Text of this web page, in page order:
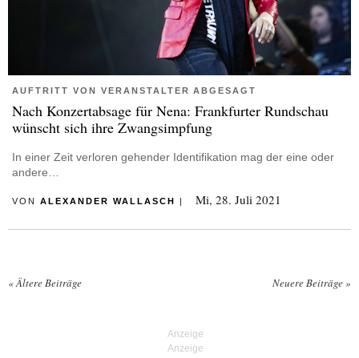
AUFTRITT VON VERANSTALTER ABGESAGT
Nach Konzertabsage für Nena: Frankfurter Rundschau
wünscht sich ihre Zwangsimpfung
In einer Zeit verloren gehender Identifikation mag der eine oder
andere…
VON ALEXANDER WALLASCH | Mi, 28. Juli 2021
«Ältere Beiträge Neuere Beiträge»